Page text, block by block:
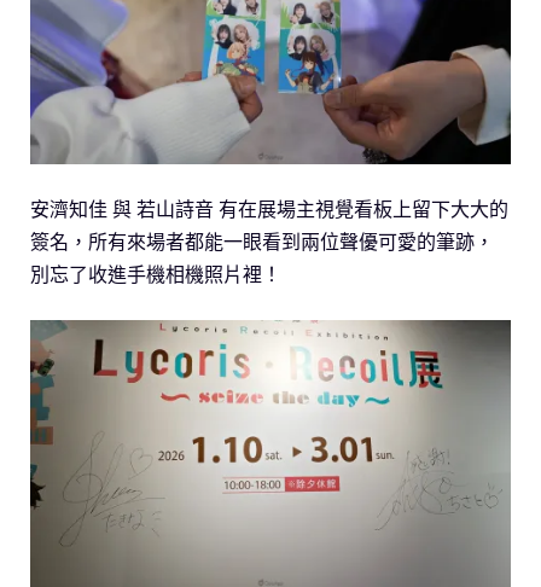
安濟知佳 與 若山詩音 有在展場主視覺看板上留下大大的
簽名，所有來場者都能一眼看到兩位聲優可愛的筆跡，
別忘了收進手機相機照片裡！